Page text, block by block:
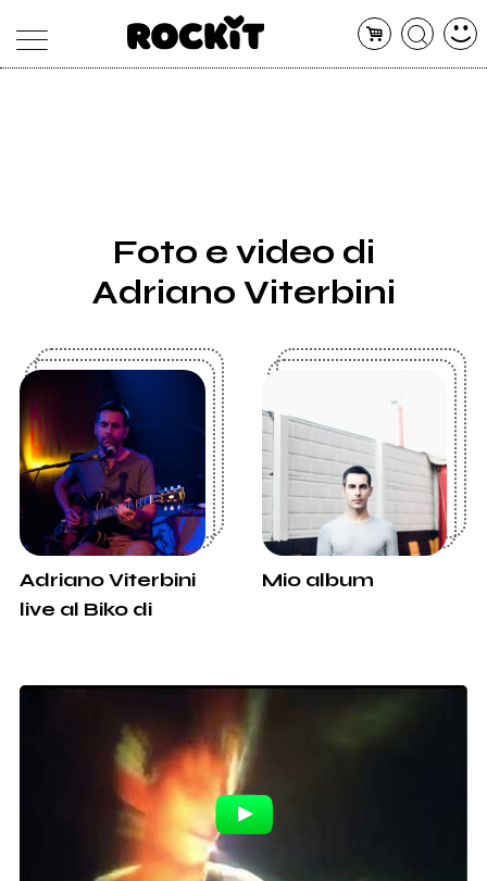
RADIOFoto e video di
Adriano Viterbini
Adriano Viterbini
live al Biko di
Mio album